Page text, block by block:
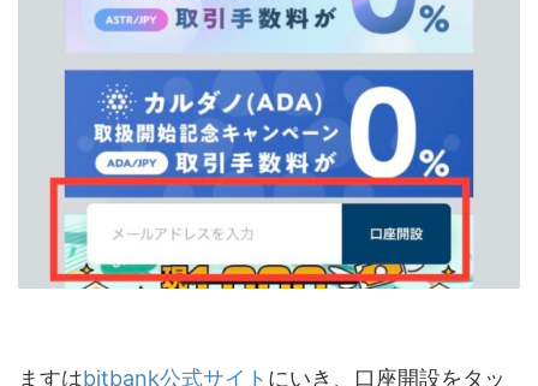
ますはbitbank公式サイト にいき、口座開設をタッ